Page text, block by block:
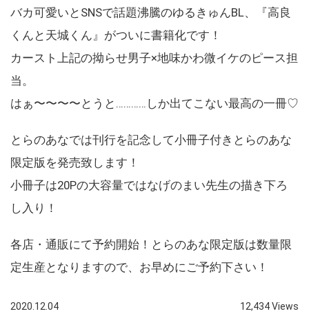
バカ可愛いとSNSで話題沸騰のゆるきゅんBL、『高良
くんと天城くん』がついに書籍化です！
カースト上記の拗らせ男子×地味かわ微イケのピース担
当。
はぁ〜〜〜〜とうと…………しか出てこない最高の一冊♡
とらのあなでは刊行を記念して小冊子付きとらのあな
限定版を発売致します！
小冊子は20Pの大容量ではなげのまい先生の描き下ろ
し入り！
各店・通販にて予約開始！とらのあな限定版は数量限
定生産となりますので、お早めにご予約下さい！
2020.12.04 12,434 Views